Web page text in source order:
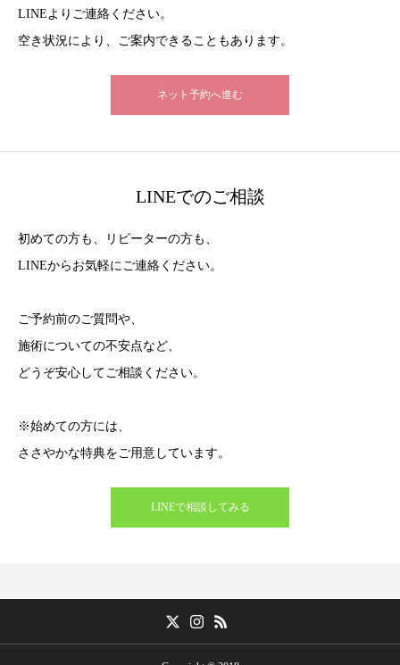
LINEよりご連絡ください。
空き状況により、ご案内できることもあります。
ネット予約へ進む
LINEでのご相談
初めての方も、リピーターの方も、
LINEからお気軽にご連絡ください。
ご予約前のご質問や、
施術についての不安点など、
どうぞ安心してご相談ください。
※始めての方には、
ささやかな特典をご用意しています。
LINEで相談してみる